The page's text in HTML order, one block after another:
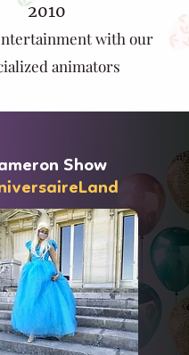
2010
with our
animators
Show